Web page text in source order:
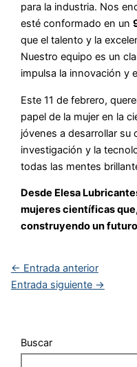
para la industria. Nos
esté conformado en un
que el talento y la
Nuestro equipo es un
impulsa la innovación y
Este 11 de febrero,
papel de la mujer en la
jóvenes a desarrollar su
investigación y la
todas las mentes
Desde Elesa
mujeres científicas
construyendo un
← Entrada anterior
Entrada siguiente →
Buscar